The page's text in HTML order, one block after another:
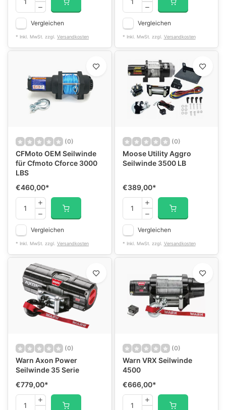
Vergleichen
* Inkl. MwSt. zzgl. Versandkosten
Vergleichen
* Inkl. MwSt. zzgl. Versandkosten
(0)
CFMoto OEM Seilwinde
für Cfmoto Cforce 3000
LBS
€460,00*
Vergleichen
* Inkl. MwSt. zzgl. Versandkosten
(0)
Moose Utility Aggro
Seilwinde 3500 LB
€389,00*
Vergleichen
* Inkl. MwSt. zzgl. Versandkosten
(0)
Warn Axon Power
Seilwinde 35 Serie
€779,00*
(0)
Warn VRX Seilwinde
4500
€666,00*